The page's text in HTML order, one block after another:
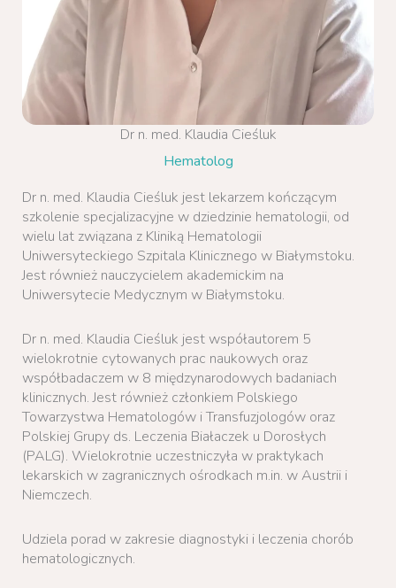
Dr n. med. Klaudia Cieśluk
Hematolog
Dr n. med. Klaudia Cieśluk jest lekarzem kończącym
szkolenie specjalizacyjne w dziedzinie hematologii, od
wielu lat związana z Kliniką Hematologii
Uniwersyteckiego Szpitala Klinicznego w Białymstoku.
Jest również nauczycielem akademickim na
Uniwersytecie Medycznym w Białymstoku.
Dr n. med. Klaudia Cieśluk jest współautorem 5
wielokrotnie cytowanych prac naukowych oraz
współbadaczem w 8 międzynarodowych badaniach
klinicznych. Jest również członkiem Polskiego
Towarzystwa Hematologów i Transfuzjologów oraz
Polskiej Grupy ds. Leczenia Białaczek u Dorosłych
(PALG). Wielokrotnie uczestniczyła w praktykach
lekarskich w zagranicznych ośrodkach m.in. w Austrii i
Niemczech.
Udziela porad w zakresie diagnostyki i leczenia chorób
hematologicznych.